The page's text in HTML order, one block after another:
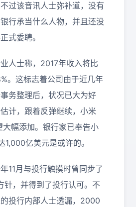
过该音讯人士弥补道，没有
行承当什么人物，并且还没
式委聘。
人士称，2017年收入将比
。这标志着公司由于近几年
务整理后，状况已大为好
计，跟着反弹继续，小米
幅添加。银行家已奉告小
1,000亿美元是或许的。
11月与投行触摸时曾同步了
针，并得到了投行认可。不
投行内部人士透漏，2000